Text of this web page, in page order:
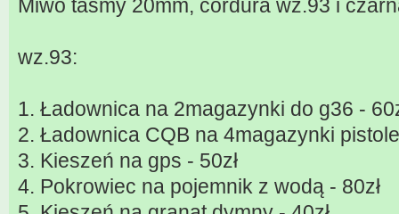
Miwo taśmy 20mm, cordura wz.93 i
wz.93:
1. Ładownica na 2magazynki do g36 -
2. Ładownica CQB na 4magazynki
3. Kieszeń na gps - 50zł
4. Pokrowiec na pojemnik z wodą - 80zł